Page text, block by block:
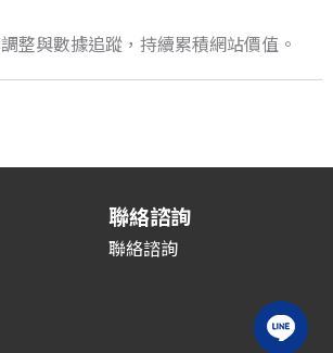
整與數據追蹤，持續累積網站價值。
聯絡諮詢
聯絡諮詢